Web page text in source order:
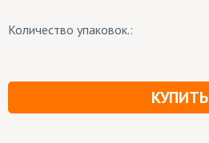
Количество упаковок.:
КУПИТЬ